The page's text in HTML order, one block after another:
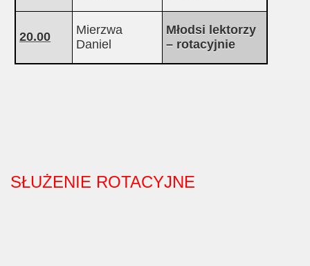
20.00
Mierzwa
Daniel
Młodsi lektorzy
– rotacyjnie
SŁUŻENIE ROTACYJNE